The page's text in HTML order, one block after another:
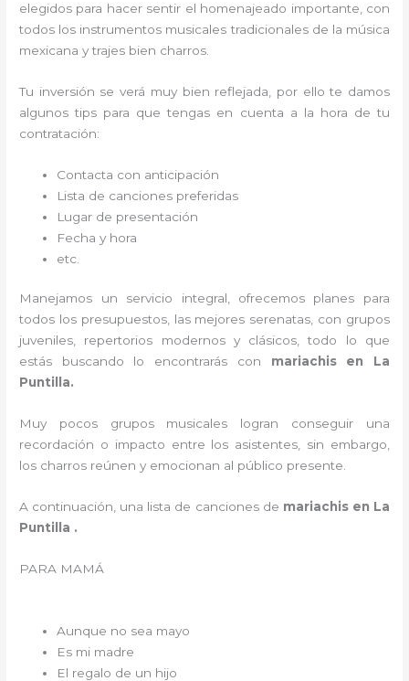
elegidos para hacer sentir el homenajeado importante, con
todos los instrumentos musicales tradicionales de la música
mexicana y trajes bien charros.
Tu inversión se verá muy bien reflejada, por ello te damos
algunos tips para que tengas en cuenta a la hora de tu
contratación:
Contacta con anticipación
Lista de canciones preferidas
Lugar de presentación
Fecha y hora
etc.
Manejamos un servicio integral, ofrecemos planes para
todos los presupuestos, las mejores serenatas, con grupos
juveniles, repertorios modernos y clásicos, todo lo que
estás buscando lo encontrarás con mariachis en La
Puntilla.
Muy pocos grupos musicales logran conseguir una
recordación o impacto entre los asistentes, sin embargo,
los charros reúnen y emocionan al público presente.
A continuación, una lista de canciones de mariachis en La
Puntilla .
PARA MAMÁ
Aunque no sea mayo
Es mi madre
El regalo de un hijo